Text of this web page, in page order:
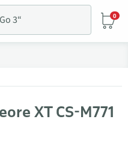
0
XT CS-M771